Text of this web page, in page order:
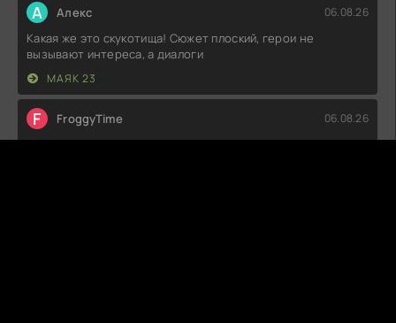
А Алекс 06.08.26
Какая же это скукотища! Сюжет плоский, герои не
вызывают интереса, а диалоги
МАЯК 23
F FroggyTime 06.08.26
Какой же это бред! Начало вроде ничего, но потом